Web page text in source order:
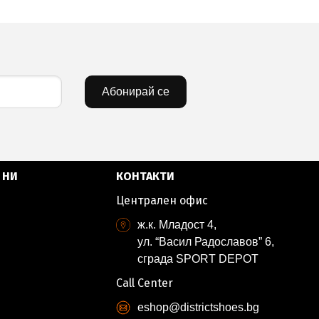
Абонирай се
НИ
КОНТАКТИ
Централен офис
ж.к. Младост 4,
ул. “Васил Радославов” 6,
сграда SPORT DEPOT
Call Center
eshop@districtshoes.bg